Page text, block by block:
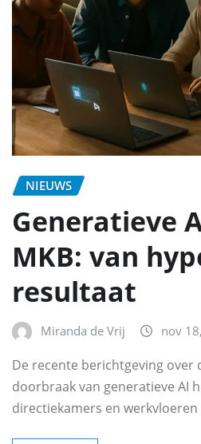
NIEUWS
Generatieve
MKB: van
resultaat
Miranda de Vrij nov
De recente berichtgeving over
doorbraak van generatieve AI
directiekamers en